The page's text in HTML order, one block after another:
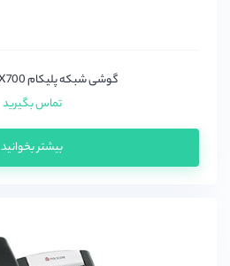
گوشی شبکه پلیکام Polycom CX700
تماس بگیرید
بیشتر بخوانید